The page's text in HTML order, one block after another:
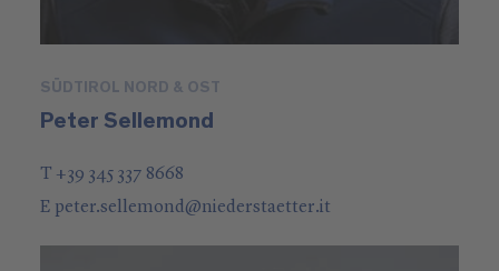
SÜDTIROL NORD & OST
Peter Sellemond
T +39 345 337 8668
E peter.sellemond@niederstaetter.it